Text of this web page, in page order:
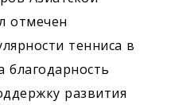
отмечен
тенниса в
благодарность
развития